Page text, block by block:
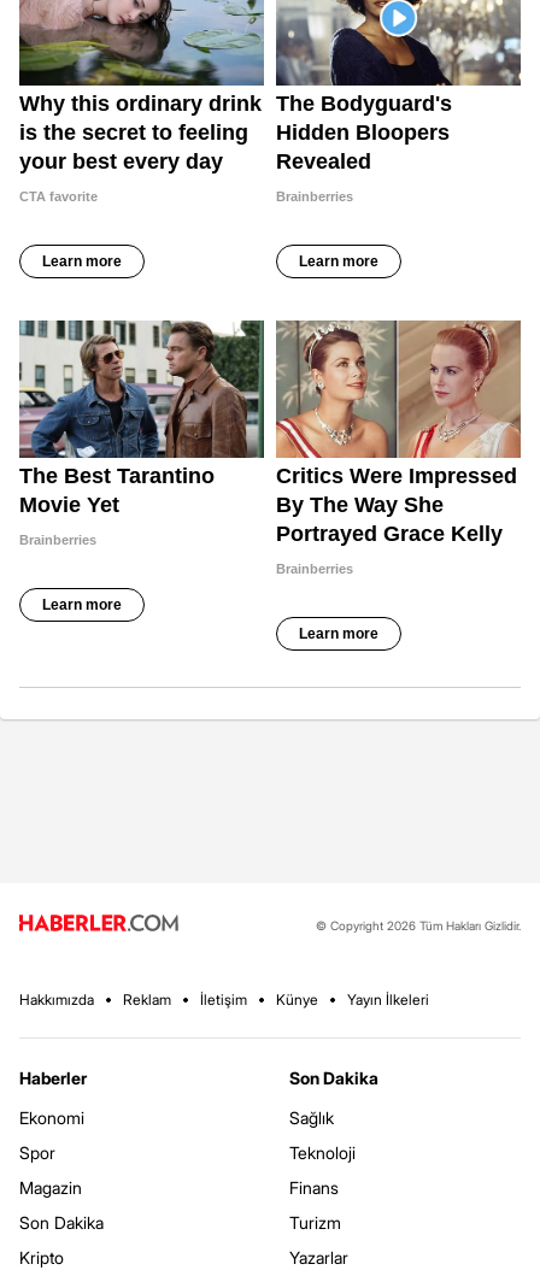
© Copyright 2026 Tüm Hakları Gizlidir.
Hakkımızda Reklam İletişim Künye Yayın İlkeleri
Haberler
Ekonomi
Spor
Magazin
Son Dakika
Kripto
Son Dakika
Sağlık
Teknoloji
Finans
Turizm
Yazarlar